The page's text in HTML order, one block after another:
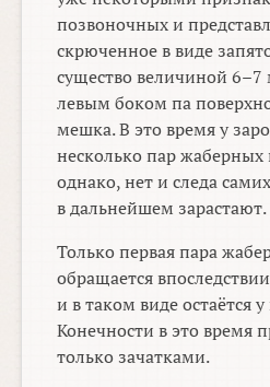
позвоночных и
скрюченное в виде
существо величиной6–7
левым боком па
мешка. В это время у
несколько пар
однако, нет и следа
в дальнейшем зарастают.
Только первая пара
обращается
и в таком виде остаётся
Конечности в это время
только зачатками.